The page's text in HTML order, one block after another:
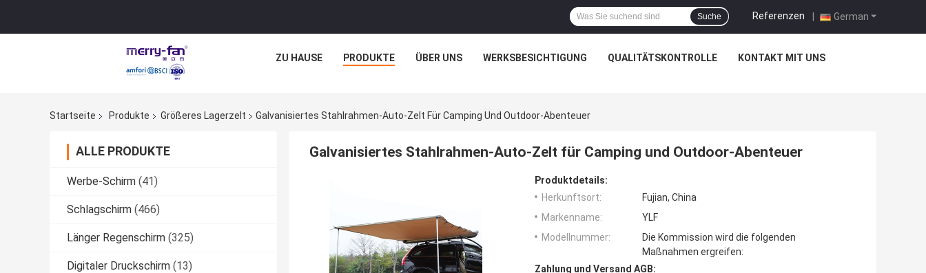
German
Referenzen |
Suche
ZU HAUSE PRODUKTE ÜBER UNS WERKSBESICHTIGUNG QUALITÄTSKONTROLLE KONTAKT MIT UNS
Startseite Produkte Größeres Lagerzelt Galvanisiertes Stahlrahmen-Auto-Zelt Für Camping Und Outdoor-Abenteuer
ALLE PRODUKTE
Werbe-Schirm (41)
Schlagschirm (466)
Länger Regenschirm (325)
Digitaler Druckschirm (13)
Galvanisiertes Stahlrahmen-Auto-Zelt für Camping und Outdoor-Abenteuer
Produktdetails:
Herkunftsort:
Fujian, China
Markenname:
YLF
Modellnummer:
Die Kommission wird die folgenden
Maßnahmen ergreifen:
Zahlung und Versand AGB: